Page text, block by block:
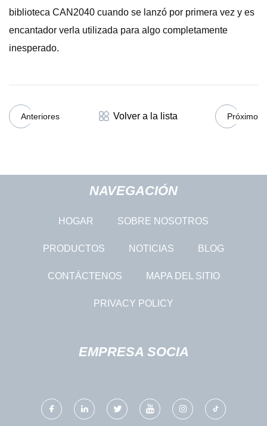
biblioteca CAN2040 cuando se lanzó por primera vez y es
encantador verla utilizada para algo completamente
inesperado.
Anteriores Volver a la lista Próximo
NAVEGACIÓN
HOGAR SOBRE NOSOTROS
PRODUCTOS NOTICIAS BLOG
CONTÁCTENOS MAPA DEL SITIO
PRIVACY POLICY
EMPRESA SOCIA